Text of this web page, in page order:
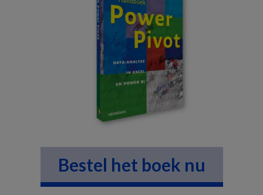
Bestel het boek nu